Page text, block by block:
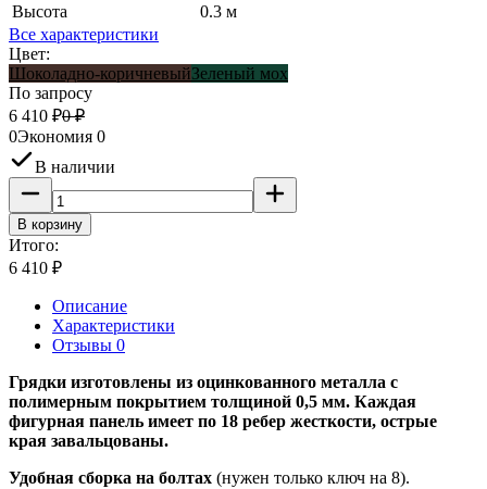
Высота
0.3 м
Все характеристики
Цвет:
Шоколадно-коричневыйЗеленый мох
По запросу
6 410 ₽0 ₽
0Экономия 0
В наличии
В корзину
Итого:
6 410 ₽
Описание
Характеристики
Отзывы 0
Грядки изготовлены из оцинкованного металла с
полимерным покрытием толщиной 0,5 мм. Каждая
фигурная панель имеет по 18 ребер жесткости, острые
края завальцованы.
Удобная сборка на болтах (нужен только ключ на 8).